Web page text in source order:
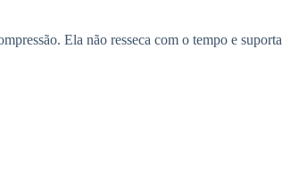
Ela não resseca com o tempo e suporta